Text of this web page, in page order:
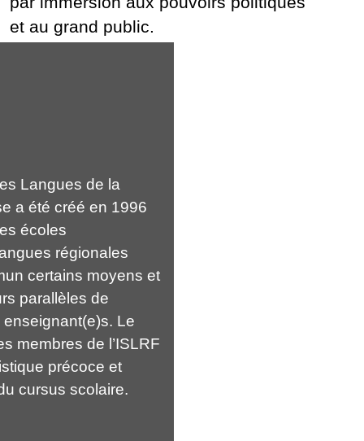
et au grand public.
Langues de la
a été créé en 1996
écoles
régionales
certains moyens et
parallèles de
Le
membres de l’ISLRF
précoce et
cursus scolaire.